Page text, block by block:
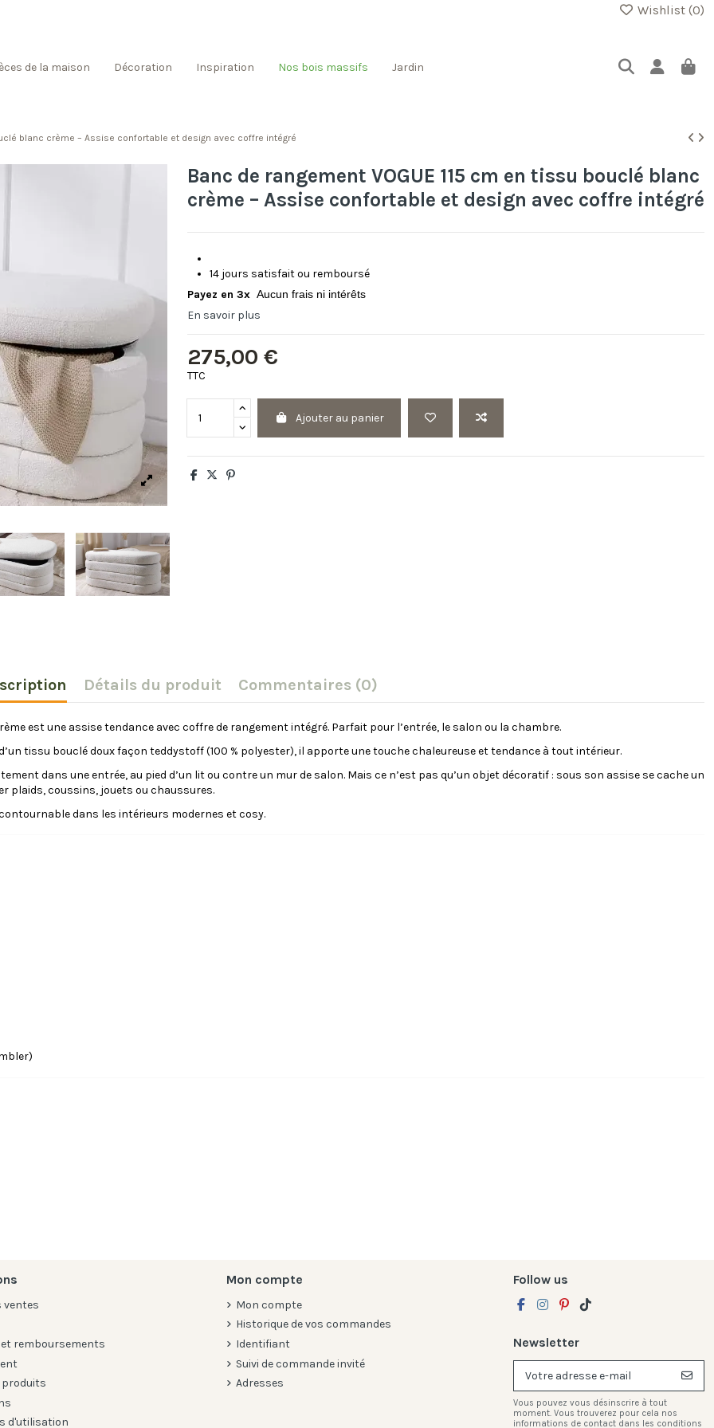
Wishlist (0)
de la maison Décoration Inspiration Nos bois massifs Jardin
blanc crème – Assise confortable et design avec coffre intégré
Banc de rangement VOGUE 115 cm en tissu bouclé blanc
crème – Assise confortable et design avec coffre intégré
14 jours satisfait ou remboursé
Payez en 3x Aucun frais ni intérêts
En savoir plus
275,00 €
TTC
Ajouter au panier
Détails du produit Commentaires (0)
est une assise tendance avec coffre de rangement intégré. Parfait pour l’entrée, le salon ou la chambre.
tissu bouclé doux façon teddystoff (100 % polyester), il apporte une touche chaleureuse et tendance à tout intérieur.
dans une entrée, au pied d’un lit ou contre un mur de salon. Mais ce n’est pas qu’un objet décoratif : sous son assise se cache un
plaids, coussins, jouets ou chaussures.
dans les intérieurs modernes et cosy.
ventes
remboursements
produits
d'utilisation
Mon compte
Mon compte
Historique de vos commandes
Identifiant
Suivi de commande invité
Adresses
Follow us
Newsletter
Vous pouvez vous désinscrire à tout
moment. Vous trouverez pour cela nos
informations de contact dans les conditions